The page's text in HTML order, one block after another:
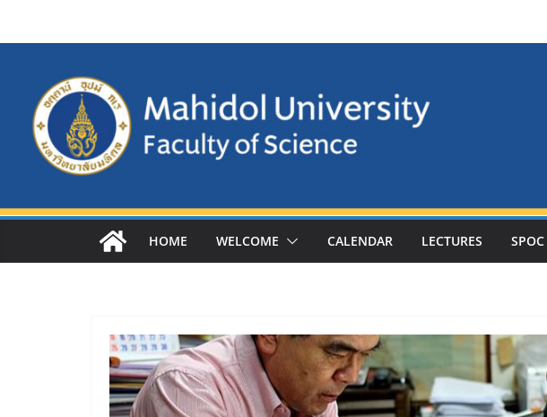
HOME WELCOME CALENDAR LECTURES SPOC